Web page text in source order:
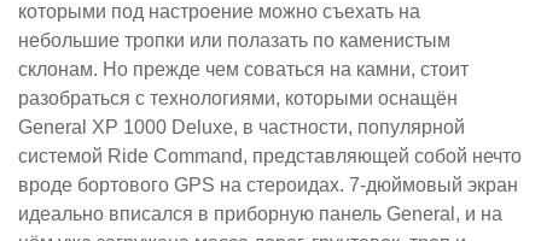
которыми под настроение можно съехать на
небольшие тропки или полазать по каменистым
склонам. Но прежде чем соваться на камни, стоит
разобраться с технологиями, которыми оснащён
General XP 1000 Deluxe, в частности, популярной
системой Ride Command, представляющей собой нечто
вроде бортового GPS на стероидах. 7-дюймовый экран
идеально вписался в приборную панель General, и на